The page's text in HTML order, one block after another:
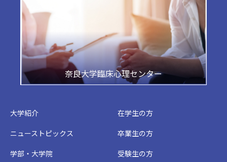
奈良大学臨床心理センター
大学紹介
ニューストピックス
学部・大学院
在学生の方
卒業生の方
受験生の方